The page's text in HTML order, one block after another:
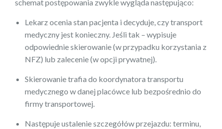
schemat postępowania zwykle wygląda następująco:
Lekarz ocenia stan pacjenta i decyduje, czy transport
medyczny jest konieczny. Jeśli tak – wypisuje
odpowiednie skierowanie (w przypadku korzystania z
NFZ) lub zalecenie (w opcji prywatnej).
Skierowanie trafia do koordynatora transportu
medycznego w danej placówce lub bezpośrednio do
firmy transportowej.
Następuje ustalenie szczegółów przejazdu: terminu,